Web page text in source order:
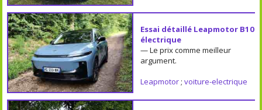
Essai détaillé Leapmotor B10
électrique
— Le prix comme meilleur
argument.
Leapmotor; voiture-electrique